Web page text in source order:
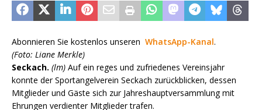
Abonnieren Sie kostenlos unseren WhatsApp-Kanal.
(Foto: Liane Merkle)
Seckach. (lm) Auf ein reges und zufriedenes Vereinsjahr
konnte der Sportangelverein Seckach zurückblicken, dessen
Mitglieder und Gäste sich zur Jahreshauptversammlung mit
Ehrungen verdienter Mitglieder trafen.